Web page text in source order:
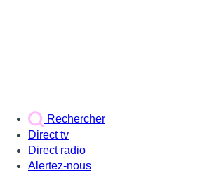
Rechercher
Direct tv
Direct radio
Alertez-nous